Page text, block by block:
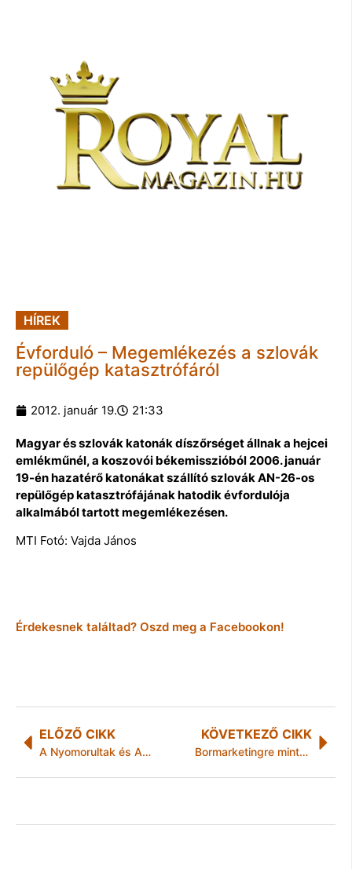
HÍREK
Évforduló – Megemlékezés a szlovák
repülőgép katasztrófáról
2012. január 19. 21:33
Magyar és szlovák katonák díszőrséget állnak a hejcei
emlékműnél, a koszovói békemisszióból 2006. január
19-én hazatérő katonákat szállító szlovák AN-26-os
repülőgép katasztrófájának hatodik évfordulója
alkalmából tartott megemlékezésen.
MTI Fotó: Vajda János
Érdekesnek találtad? Oszd meg a Facebookon!
ELŐZŐ CIKK
A Nyomorultak és Az ügynök halála a Miskolci Nemzeti Színházban
KÖVETKEZŐ CIKK
Bormarketingre mintegy 600 millió forint áll rendelkezésre az idén